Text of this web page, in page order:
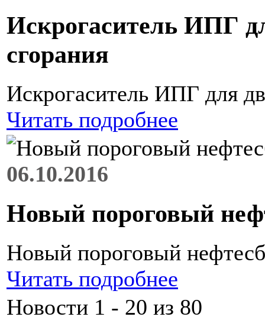
Искрогаситель ИПГ
сгорания
Искрогаситель ИПГ для
Читать подробнее
06.10.2016
Новый пороговый
Новый пороговый
Читать подробнее
Новости 1 - 20 из 80